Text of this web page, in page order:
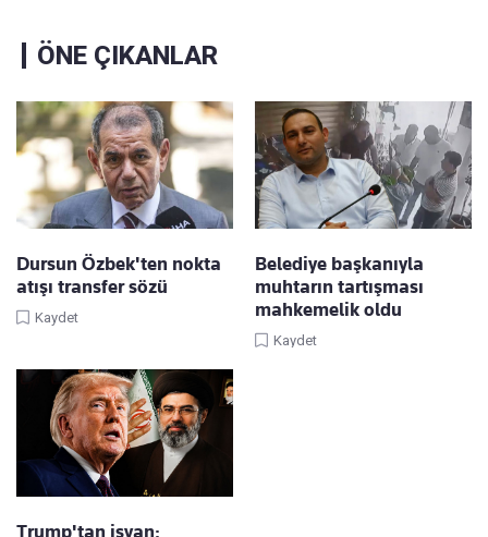
ÖNE ÇIKANLAR
Dursun Özbek'ten nokta
atışı transfer sözü
Kaydet
Belediye başkanıyla
muhtarın tartışması
mahkemelik oldu
Kaydet
Trump'tan isyan: